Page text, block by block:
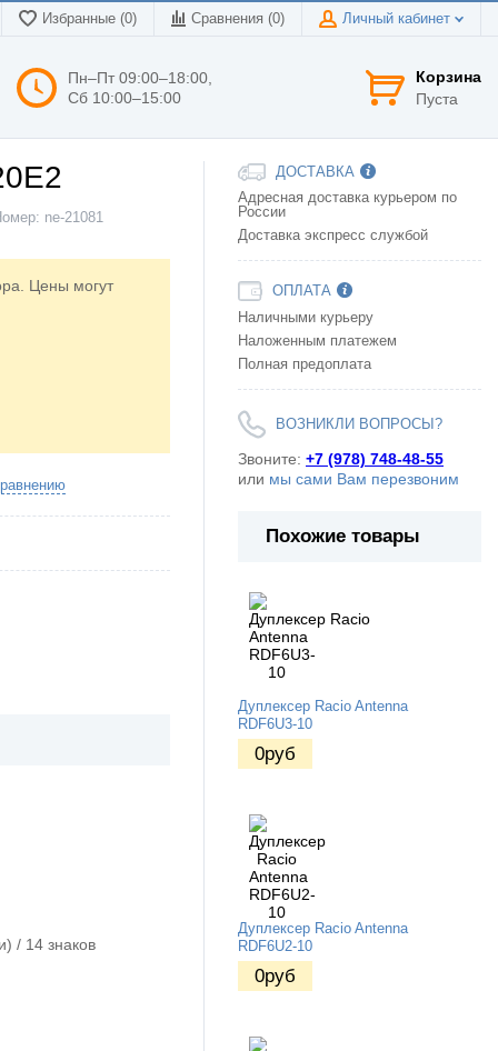
Избранные (0) Сравнения (0) Личный кабинет
Пн–Пт 09:00–18:00,
Сб 10:00–15:00
Корзина
Пуста
ne-21081
Цены могут
/ 14 знаков
ДОСТАВКА
Адресная доставка курьером по
России
Доставка экспресс службой
ОПЛАТА
Наличными курьеру
Наложенным платежем
Полная предоплата
ВОЗНИКЛИ ВОПРОСЫ?
Звоните: +7 (978) 748-48-55
или мы сами Вам перезвоним
Похожие товары
Дуплексер Racio Antenna
RDF6U3-10
0руб
Дуплексер Racio Antenna
RDF6U2-10
0руб